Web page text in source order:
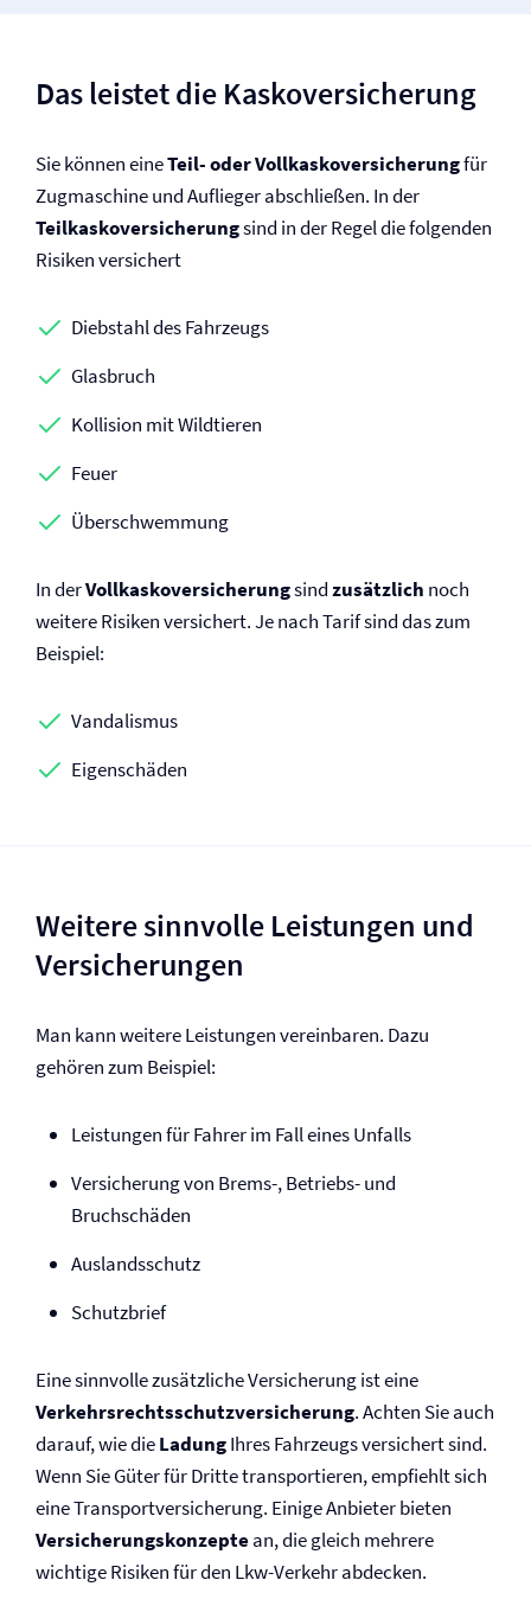
Das leistet die Kasko­versicherung
Sie können eineTeil- oder Vollkasko­versicherungfür
Zugmaschine und Auflieger abschließen. In der
Teilkasko­versicherungsind in der Regel die folgenden
Risiken versichert
Diebstahl des Fahrzeugs
Glasbruch
Kollision mit Wildtieren
Feuer
Überschwemmung
In derVollkasko­versicherungsindzusätzlich noch
weitere Risiken versichert. Je nach Tarif sind das zum
Beispiel:
Vandalismus
Eigenschäden
Weitere sinnvolle Leistungen und
Versicherungen
Man kann weitere Leistungen vereinbaren. Dazu
gehören zum Beispiel:
Leistungen für Fahrer im Fall eines Unfalls
Versicherung von Brems-, Betriebs- und
Bruchschäden
Auslandsschutz
Schutzbrief
Eine sinnvolle zusätzliche Versicherung ist eine
Verkehrs­rechtsschutz­versicherung. Achten Sie auch
darauf, wie dieLadungIhres Fahrzeugs versichert sind.
Wenn Sie Güter für Dritte transportieren, empfiehlt sich
eine Transport­versicherung. Einige Anbieter bieten
Versicherungskonzeptean, die gleich mehrere
wichtige Risiken für den Lkw-Verkehr abdecken.